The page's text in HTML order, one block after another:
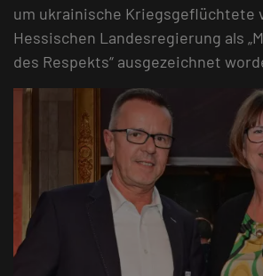
um ukrainische Kriegsgeflüchtete
Hessischen Landesregierung als
des Respekts“ ausgezeichnet